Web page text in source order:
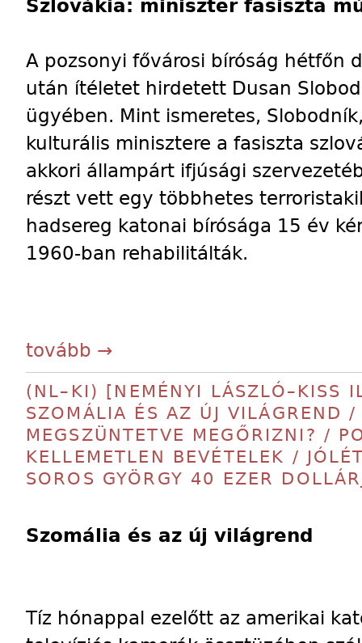
Szlovákia: miniszter fasiszta
A pozsonyi fővárosi bíróság hétfőn
után ítéletet hirdetett Dusan
ügyében. Mint ismeretes,
kulturális minisztere a fasiszta
akkori állampárt ifjúsági
részt vett egy többhetes
hadsereg katonai bírósága 15 év
1960-ban rehabilitálták.
tovább →
(NL–KI) [NEMÉNYI LÁSZLÓ–KISS
SZOMÁLIA ÉS AZ ÚJ VILÁGREND /
MEGSZÜNTETVE MEGŐRIZNI? /
KELLEMETLEN BEVÉTELEK /
SOROS GYÖRGY 40 EZER
Szomália és az új világrend
Tíz hónappal ezelőtt az amerikai